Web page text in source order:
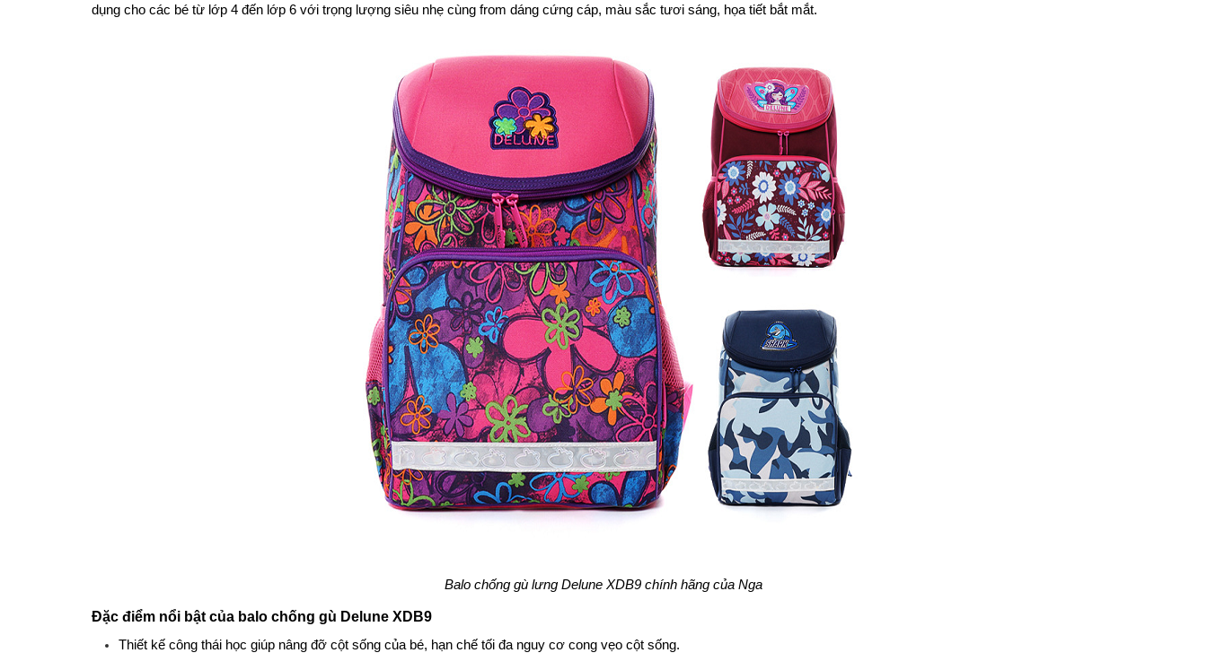
dụng cho các bé từ lớp 4 đến lớp 6 với trọng lượng siêu nhẹ cùng from dáng cứng cáp, màu sắc tươi sáng, họa tiết bắt mắt.
Balo chống gù lưng Delune XDB9 chính hãng của Nga
Đặc điểm nổi bật của balo chống gù Delune XDB9
Thiết kế công thái học giúp nâng đỡ cột sống của bé, hạn chế tối đa nguy cơ cong vẹo cột sống.